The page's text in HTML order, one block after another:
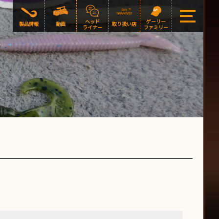
製品情報 動画
ヘッド
ライナー
取り扱い店
ゲーリー
ファミリー